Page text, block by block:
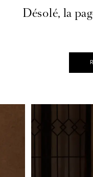
Désolé, la